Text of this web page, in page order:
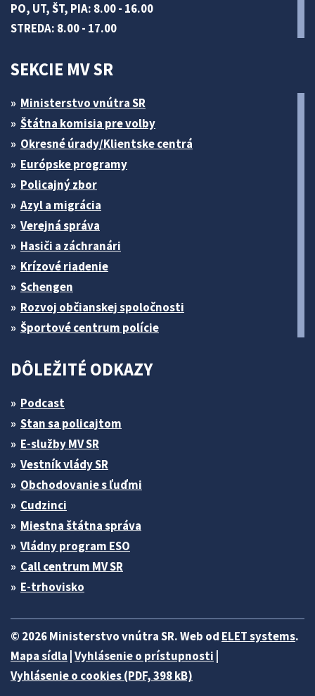
PO, UT, ŠT, PIA: 8.00 - 16.00
STREDA: 8.00 - 17.00
SEKCIE MV SR
Ministerstvo vnútra SR
Štátna komisia pre volby
Okresné úrady/Klientske centrá
Európske programy
Policajný zbor
Azyl a migrácia
Verejná správa
Hasiči a záchranári
Krízové riadenie
Schengen
Rozvoj občianskej spoločnosti
Športové centrum polície
DÔLEŽITÉ ODKAZY
Podcast
Stan sa policajtom
E-služby MV SR
Vestník vlády SR
Obchodovanie s ľuďmi
Cudzinci
Miestna štátna správa
Vládny program ESO
Call centrum MV SR
E-trhovisko
© 2026 Ministerstvo vnútra SR. Web od ELET systems.
Mapa sídla Vyhlásenie o prístupnosti
Vyhlásenie o cookies (PDF, 398 kB)